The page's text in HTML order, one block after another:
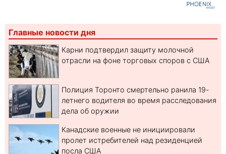
Главные новости дня
Карни подтвердил защиту молочной
отрасли на фоне торговых споров с США
Полиция Торонто смертельно ранила 19-
летнего водителя во время расследования
дела об оружии
Канадские военные не инициировали
пролет истребителей над резиденцией
посла США